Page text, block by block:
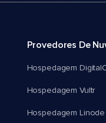
Provedores De
Hospedagem
Hospedagem Vultr
Hospedagem Linode